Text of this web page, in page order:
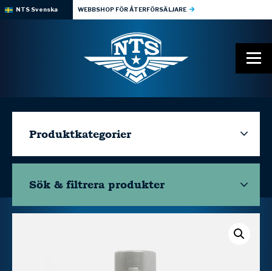
NTS Svenska WEBBSHOP FÖR ÅTERFÖRSÄLJARE
Produktkategorier
Sök & filtrera produkter